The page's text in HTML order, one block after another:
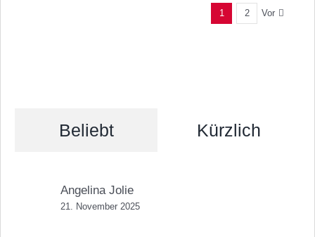
1 2 Vor
Beliebt Kürzlich
Angelina Jolie
21. November 2025